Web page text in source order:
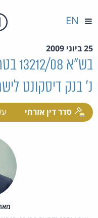
EN
25 ביוני 2009
נ' בנק דיסקונט
סדר דין אזרחי